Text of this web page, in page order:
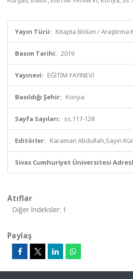
Yayın Türü: Kitapta Bölüm / Araştırma
Basım Tarihi: 2019
Yayınevi: EĞİTİM YAYINEVİ
Basıldığı Şehir: Konya
Sayfa Sayıları: ss.117-128
Editörler: Karaman Abdullah,Sayın
Sivas Cumhuriyet Üniversitesi
Atıflar
Diğer İndeksler: 1
Paylaş